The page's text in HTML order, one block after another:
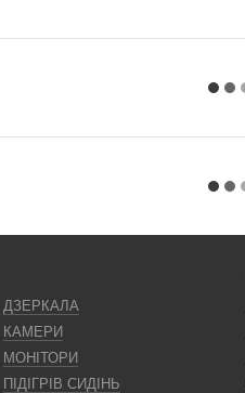
ДЗЕРКАЛА
КАМЕРИ
МОНІТОРИ
ПІДІГРІВ СИДІНЬ